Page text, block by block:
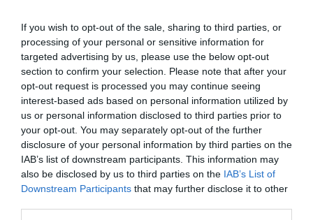
If you wish to opt-out of the sale, sharing to third parties, or
processing of your personal or sensitive information for
targeted advertising by us, please use the below opt-out
section to confirm your selection. Please note that after your
opt-out request is processed you may continue seeing
interest-based ads based on personal information utilized by
us or personal information disclosed to third parties prior to
your opt-out. You may separately opt-out of the further
disclosure of your personal information by third parties on the
IAB’s list of downstream participants. This information may
also be disclosed by us to third parties on the IAB’s List of
Downstream Participants that may further disclose it to other